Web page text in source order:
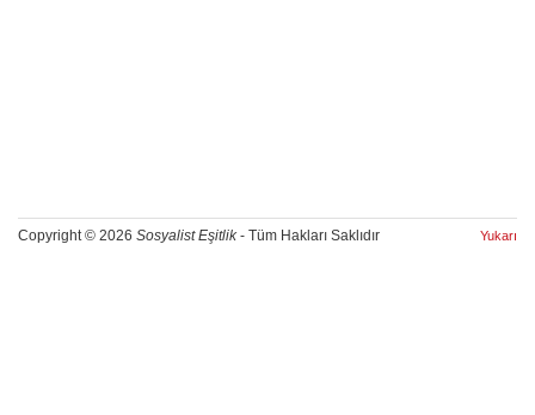
Copyright © 2026 Sosyalist Eşitlik- Tüm Hakları Saklıdır Yukarı